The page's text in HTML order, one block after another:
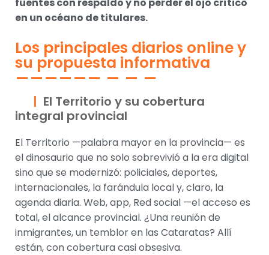
fuentes con respaldo y no perder el ojo crítico
en un océano de titulares.
Los principales diarios online y
su propuesta informativa
El Territorio y su cobertura
integral provincial
El Territorio —palabra mayor en la provincia— es
el dinosaurio que no solo sobrevivió a la era digital
sino que se modernizó: policiales, deportes,
internacionales, la farándula local y, claro, la
agenda diaria. Web, app, Red social —el acceso es
total, el alcance provincial. ¿Una reunión de
inmigrantes, un temblor en las Cataratas? Allí
están, con cobertura casi obsesiva.